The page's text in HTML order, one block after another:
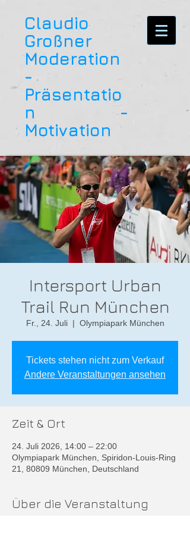
Claudio
Großner
Moderation
-
Präsentatio
n -
Motivation
Intersport Urban
Trail Run München
Fr., 24. Juli
  |
Olympiapark München
Tickets stehen nicht zum Verkauf
Andere Veranstaltungen ansehen
Zeit & Ort
24. Juli 2026, 14:00 – 22:00
Olympiapark München, Spiridon-Louis-Ring
21, 80809 München, Deutschland
Über die Veranstaltung